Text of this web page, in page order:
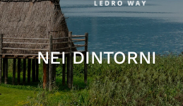
NEI DINTORNI